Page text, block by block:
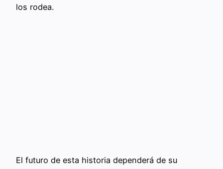
los rodea.
El futuro de esta historia dependerá de su